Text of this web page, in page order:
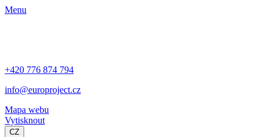
Menu
+420 776 874 794
info@europroject.cz
Mapa webu
Vytisknout
CZ